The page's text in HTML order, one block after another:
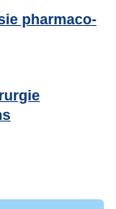
pharmaco-